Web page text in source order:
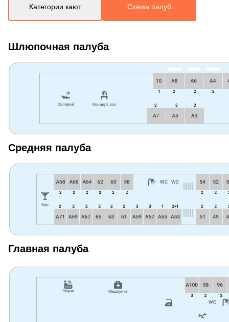
Категории кают Схема палуб
Шлюпочная палуба
Средняя палуба
Главная палуба